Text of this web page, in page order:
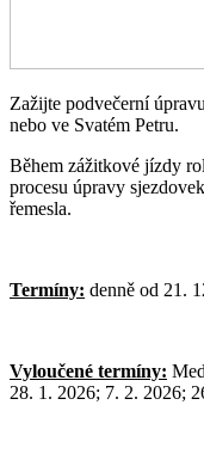
Zažijte podvečerní
nebo ve Svatém Petru.
Během zážitkové jízdy
procesu úpravy
řemesla.
Termíny: denně od 21.
Vyloučené termíny:
28. 1. 2026; 7. 2. 2026;